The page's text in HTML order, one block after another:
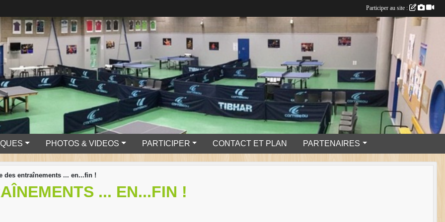
PHOTOS & VIDEOS PARTICIPER CONTACT ET PLAN PARTENAIRES
des entraînements ... en...fin !
... EN...FIN !
Participer au site :